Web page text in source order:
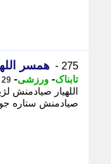
275 - همسر
تابناک- ورزشی- 29 ماه پیش - جمعه 18 اسفند 1402، 15:10
اللهیار صیادمنش
صیادمنش ستاره